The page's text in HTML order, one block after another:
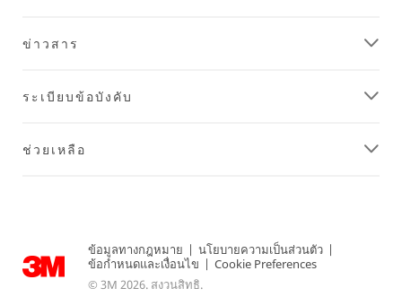
ข่าวสาร
ระเบียบข้อบังคับ
ช่วยเหลือ
ข้อมูลทางกฎหมาย | นโยบายความเป็นส่วนตัว |
ข้อกำหนดและเงื่อนไข | Cookie Preferences
© 3M 2026. สงวนสิทธิ.